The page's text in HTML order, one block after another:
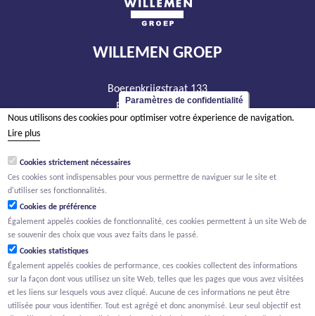
WILLEMEN GROEP
Boerenkrijgstraat 133
BE - 2800 Malines
tél +32 15 569 965
RPM Anvers, département Malines
Paramètres de confidentialité
Nous utilisons des cookies pour optimiser votre éxperience de navigation.
Lire plus
Cookies strictement nécessaires
Ces cookies sont indispensables pour vous permettre de naviguer sur le site et
d'utiliser ses fonctionnalités.
Cookies de préférence
Également appelés cookies de fonctionnalité, ces cookies permettent à un site Web de
se souvenir des choix que vous avez faits dans le passé.
Cookies statistiques
Également appelés cookies de performance, ces cookies collectent des informations
sur la façon dont vous utilisez un site Web, telles que les pages que vous avez visitées
et les liens sur lesquels vous avez cliqué. Aucune de ces informations ne peut être
utilisée pour vous identifier. Tout est agrégé et donc anonymisé. Leur seul objectif est